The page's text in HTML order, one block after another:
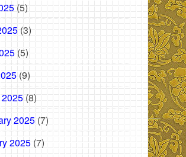
(5)
(3)
(5)
(9)
(8)
2025 (7)
2025 (7)